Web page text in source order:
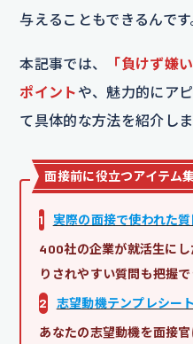
与えることもできるんです
本記事では、​​
「負けず嫌
ポイント や、魅力的にア
て具体的な方法を紹介しま
面接前に役立つアイテム
1
実際の面接で使われた
400社の企業が就活生に
りされやすい質問も把握で
2
志望動機テンプレシート
あなたの志望動機を面接